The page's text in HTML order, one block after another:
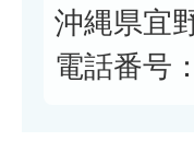
沖縄県宜
電話番号